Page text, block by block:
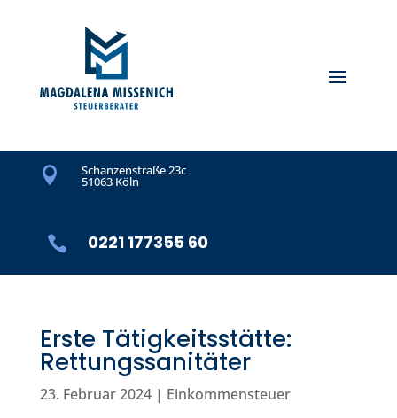
 Schanzenstraße 23c
51063 Köln
 0221 177355 60
Erste Tätigkeitsstätte:
Rettungssanitäter
23. Februar 2024| Einkommensteuer